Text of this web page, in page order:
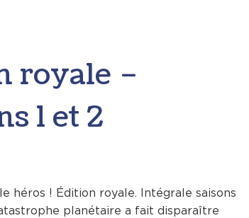
royale –
1 et 2
héros ! Édition royale. Intégrale saisons
planétaire a fait disparaître